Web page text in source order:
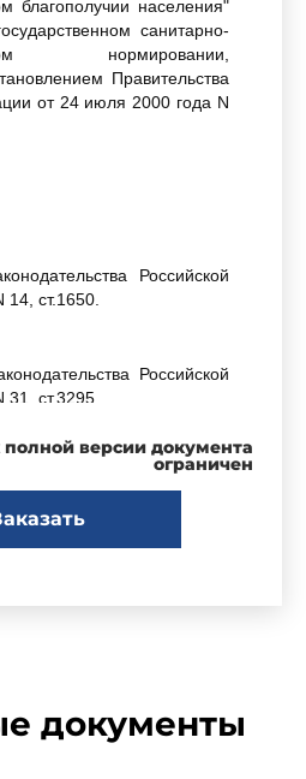
благополучии населения"
санитарно-
нормировании,
Правительства
от 24 июля 2000 года N
Российской
ст.1650.
Российской
ст.3295.
санитарные правила
полной версии документа
ограничен
документы